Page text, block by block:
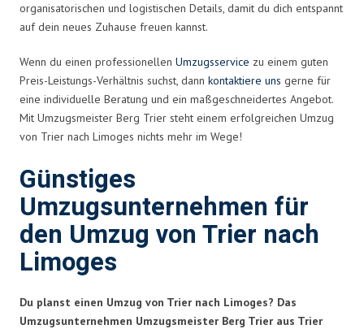
organisatorischen und logistischen Details, damit du dich entspannt
auf dein neues Zuhause freuen kannst.
Wenn du einen professionellen Umzugsservice zu einem guten
Preis-Leistungs-Verhältnis suchst, dann kontaktiere uns gerne für
eine individuelle Beratung und ein maßgeschneidertes Angebot.
Mit Umzugsmeister Berg Trier steht einem erfolgreichen Umzug
von Trier nach Limoges nichts mehr im Wege!
Günstiges
Umzugsunternehmen für
den Umzug von Trier nach
Limoges
Du planst einen Umzug von Trier nach Limoges? Das
Umzugsunternehmen Umzugsmeister Berg Trier aus Trier